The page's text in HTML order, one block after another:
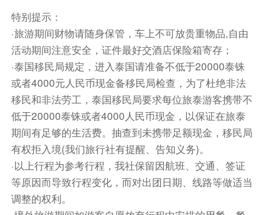
第5天 嘟嘟车游古城 → 大塔寺 → 古城三王纪念像→
自由活动→送机 参考航班：CZ3034 1850/2230
欢迎来到充满人间烟火气的城市-小城清迈，早餐
后【嘟嘟车游古城】（约 30 分钟）清迈古城是泰
国重要的文化遗产之一，建于1296年，古城呈四
方形样式，外围以城墙和护城河保护著，是清迈兰
纳泰王朝古国的王室宫殿遗址。清迈古城原有2道
城墙，外城是一道土墙，内城则为砖墙，如今只保
留了内城四角的砖墙及五座城门，护城河仍清楚地
将古城区的范围划出。古城内车辆川流不息，进入
古城区狭窄的小巷，就来到了一个宁静的世界，你
会看到家庭旅馆、绿叶葱茏的花园，还有亲切的微
特别提示：
·旅游期间财物请随身保管，车上不可放贵重物品,自由
活动期间注意安全，证件最好交酒店保险箱寄存；
·泰国移民局规定，进入泰国请准备不低于20000泰铢
或者4000元人民币现金备移民局检查，为了杜绝非法
移民和非法劳工，泰国移民局要求每位旅泰游客携带不
低于20000泰铢或者4000人民币现金，以保证在旅泰
期间有足够的生活费。抽查到未携带足额现金，移民局
有权拒入境(我们旅行社有提醒、告知义务)。
·以上行程为参考行程，我社保留因航班、交通、签证
等原因而导致行程变化，而对出团日期、线路等做适当
调整的权利。